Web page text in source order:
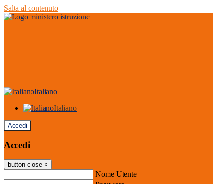
Salta al contenuto
Italiano
Italiano
Accedi
Accedi
button close ×
Nome Utente